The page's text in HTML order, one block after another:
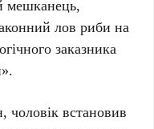
мешканець,
лов риби на
заказника
чоловік встановив